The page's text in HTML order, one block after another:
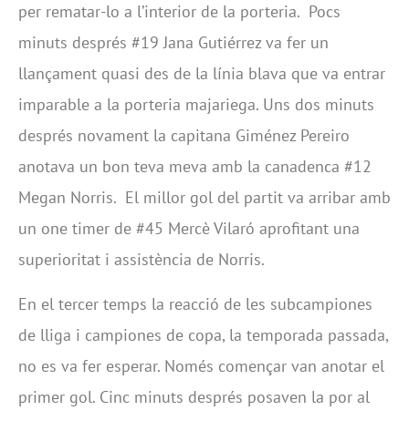
per rematar-lo a l’interior de la porteria. Pocs
minuts després #19 Jana Gutiérrez va fer un
llançament quasi des de la línia blava que va entrar
imparable a la porteria majariega. Uns dos minuts
després novament la capitana Giménez Pereiro
anotava un bon teva meva amb la canadenca #12
Megan Norris. El millor gol del partit va arribar amb
un one timer de #45 Mercè Vilaró aprofitant una
superioritat i assistència de Norris.
En el tercer temps la reacció de les subcampiones
de lliga i campiones de copa, la temporada passada,
no es va fer esperar. Només començar van anotar el
primer gol. Cinc minuts després posaven la por al